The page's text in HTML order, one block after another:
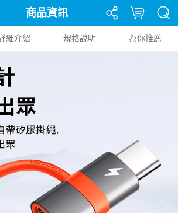
商品資訊
細介紹 規格說明 為你推薦